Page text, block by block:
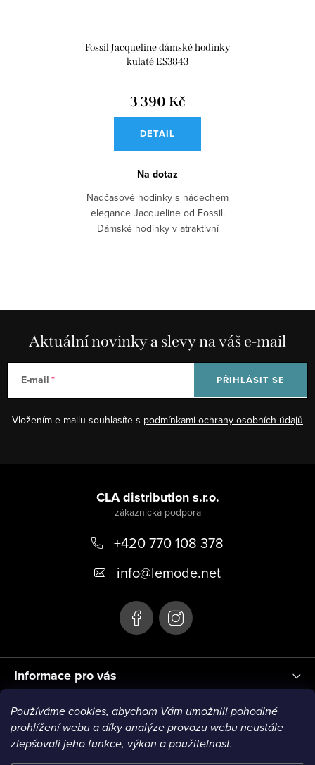
Používáme cookies, abychom Vám umožnili pohodlné
prohlížení webu a díky analýze provozu webu neustále
zlepšovali jeho funkce, výkon a použitelnost.
Fossil Jacqueline dámské hodinky
kulaté ES3843
3 390 Kč
DETAIL
Na dotaz
Nadčasové hodinky s nádechem
elegance Jacqueline od Fossil.
Dámské hodinky v atraktivní
Aktuální novinky a slevy na váš e-mail
E-mail
Vložením e-mailu souhlasíte s podmínkami ochrany osobních údajů
PŘIHLÁSIT SE
Informace pro vás
CLA distribution s.r.o.
+420 770 108 378
info@lemode.net
Blog